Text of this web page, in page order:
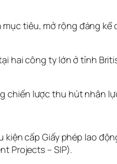
tiêu, mở rộng đáng kể
hai công ty lớn ở tỉnh
lược thu hút nhân
cấp Giấy phép lao
Projects – SIP).